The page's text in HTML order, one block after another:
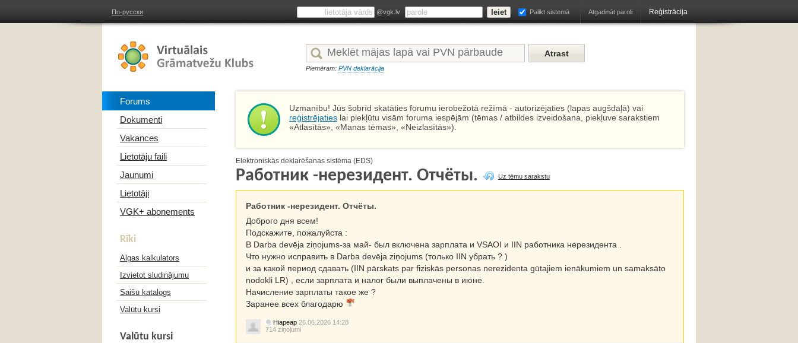
По-русски Atgadināt paroli Reģistrācija
@vgk.lv Palikt sistemā
Piemēram: PVN deklarācija
Forums
Dokumenti
Vakances
Lietotāju faili
Jaunumi
Lietotāji
VGK+ abonements
Rīki
Algas kalkulators
Izvietot sludinājumu
Saišu katalogs
Valūtu kursi
Valūtu kursi
Uzmanību! Jūs šobrīd skatāties forumu ierobežotā režīmā - autorizējaties (lapas augšdaļā) vai
reģistrējaties lai piekļūtu visām foruma iespējām (tēmas / atbildes izveidošana, piekļuve sarakstiem
«Atlasītās», «Manas tēmas», «Neizlasītās»).
Elektroniskās deklarēšanas sistēma (EDS)
Работник -нерезидент. Отчёты. Uz tēmu sarakstu
Работник -нерезидент. Отчёты.
Доброго дня всем!
Подскажите, пожалуйста :
В Darba devēja ziņojums-за май- был включена зарплата и VSAOI и IIN работника нерезидента .
Что нужно исправить в Darba devēja ziņojums (только IIN убрать ? )
и за какой период сдавать (IIN pārskats par fiziskās personas nerezidenta gūtajiem ienākumiem un samaksāto
nodokli LR) , если зарплата и налог были выплачены в июне.
Начисление зарплаты такое же ?
Заранее всех благодарю
Hiapeap 26.06.2026 14:28
714 ziņojumi